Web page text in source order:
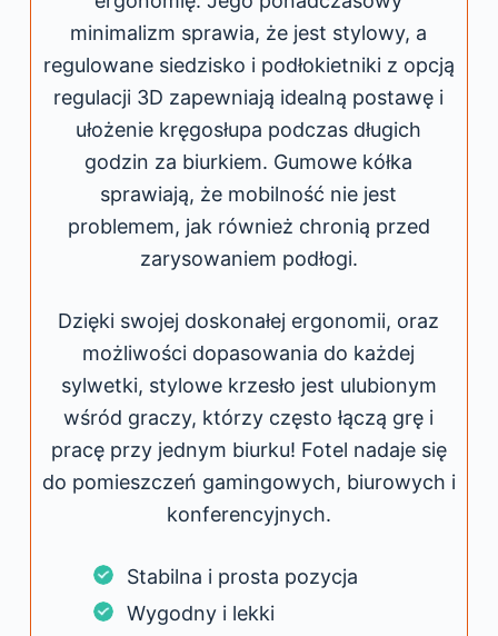
minimalizm sprawia, że jest stylowy, a
regulowane siedzisko i podłokietniki z opcją
regulacji 3D zapewniają idealną postawę i
ułożenie kręgosłupa podczas długich
godzin za biurkiem. Gumowe kółka
sprawiają, że mobilność nie jest
problemem, jak również chronią przed
zarysowaniem podłogi.
Dzięki swojej doskonałej ergonomii, oraz
możliwości dopasowania do każdej
sylwetki, stylowe krzesło jest ulubionym
wśród graczy, którzy często łączą grę i
pracę przy jednym biurku! Fotel nadaje się
do pomieszczeń gamingowych, biurowych i
konferencyjnych.
Stabilna i prosta pozycja
Wygodny i lekki